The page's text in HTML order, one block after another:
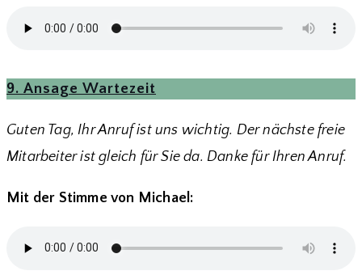
9. Ansage Wartezeit
Guten Tag, Ihr Anruf ist uns wichtig. Der nächste freie
Mitarbeiter ist gleich für Sie da. Danke für Ihren Anruf.
Mit der Stimme von Michael: